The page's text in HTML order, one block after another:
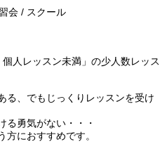
会 スクール
人レッスン未満」の少人数レッス
る、でもじっくりレッスンを受け
る勇気がない・・・
方におすすめです。